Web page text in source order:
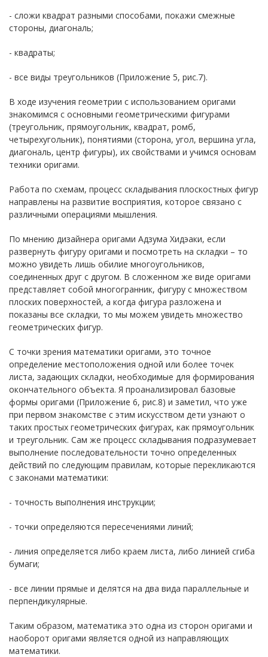
- сложи квадрат разными способами, покажи смежные
стороны, диагональ;
- квадраты;
- все виды треугольников (Приложение 5, рис.7).
В ходе изучения геометрии с использованием оригами
знакомимся с основными геометрическими фигурами
(треугольник, прямоугольник, квадрат, ромб,
четырехугольник), понятиями (сторона, угол, вершина угла,
диагональ, центр фигуры), их свойствами и учимся основам
техники оригами.
Работа по схемам, процесс складывания плоскостных фигур
направлены на развитие восприятия, которое связано с
различными операциями мышления.
По мнению дизайнера оригами Адзума Хидэаки, если
развернуть фигуру оригами и посмотреть на складки – то
можно увидеть лишь обилие многоугольников,
соединенных друг с другом. В сложенном же виде оригами
представляет собой многогранник, фигуру с множеством
плоских поверхностей, а когда фигура разложена и
показаны все складки, то мы можем увидеть множество
геометрических фигур.
С точки зрения математики оригами, это точное
определение местоположения одной или более точек
листа, задающих складки, необходимые для формирования
окончательного объекта. Я проанализировал базовые
формы оригами (Приложение 6, рис.8) и заметил, что уже
при первом знакомстве с этим искусством дети узнают о
таких простых геометрических фигурах, как прямоугольник
и треугольник. Сам же процесс складывания подразумевает
выполнение последовательности точно определенных
действий по следующим правилам, которые перекликаются
с законами математики:
- точность выполнения инструкции;
- точки определяются пересечениями линий;
- линия определяется либо краем листа, либо линией сгиба
бумаги;
- все линии прямые и делятся на два вида параллельные и
перпендикулярные.
Таким образом, математика это одна из сторон оригами и
наоборот оригами является одной из направляющих
математики.